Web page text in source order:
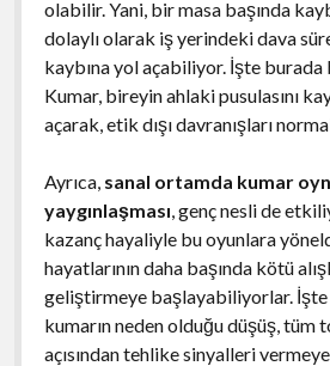
olabilir. Yani, bir masa başında
dolaylı olarak iş yerindeki dava
kaybına yol açabiliyor. İşte burada
Kumar, bireyin ahlaki pusulasını
açarak, etik dışı davranışları
Ayrıca, sanal ortamda kumar
yaygınlaşması, genç nesli de
kazanç hayaliyle bu oyunlara
hayatlarının daha başında kötü
geliştirmeye başlayabiliyorlar. İşte
kumarın neden olduğu düşüş, tüm
açısından tehlike sinyalleri